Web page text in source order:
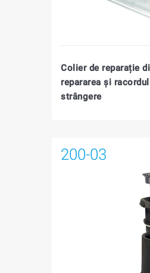
Colier de reparație
repararea şi
strângere
200-03